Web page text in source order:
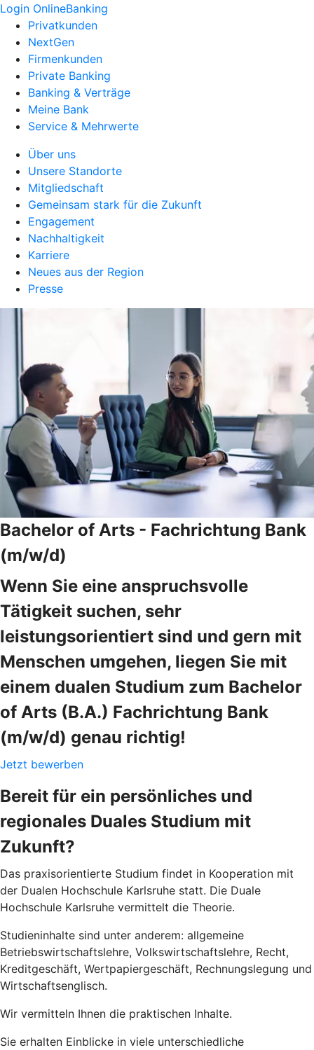
Login OnlineBanking
Privatkunden
NextGen
Firmenkunden
Private Banking
Banking & Verträge
Meine Bank
Service & Mehrwerte
Über uns
Unsere Standorte
Mitgliedschaft
Gemeinsam stark für die Zukunft
Engagement
Nachhaltigkeit
Karriere
Neues aus der Region
Presse
Bachelor of Arts - Fachrichtung Bank
(m/w/d)
Wenn Sie eine anspruchsvolle
Tätigkeit suchen, sehr
leistungsorientiert sind und gern mit
Menschen umgehen, liegen Sie mit
einem dualen Studium zum Bachelor
of Arts (B.A.) Fachrichtung Bank
(m/w/d) genau richtig!
Jetzt bewerben
Bereit für ein persönliches und
regionales Duales Studium mit
Zukunft?
Das praxisorientierte Studium findet in Kooperation mit
der Dualen Hochschule Karlsruhe statt. Die Duale
Hochschule Karlsruhe vermittelt die Theorie.
Studieninhalte sind unter anderem: allgemeine
Betriebswirtschaftslehre, Volkswirtschaftslehre, Recht,
Kreditgeschäft, Wertpapiergeschäft, Rechnungslegung und
Wirtschaftsenglisch.
Wir vermitteln Ihnen die praktischen Inhalte.
Sie erhalten Einblicke in viele unterschiedliche